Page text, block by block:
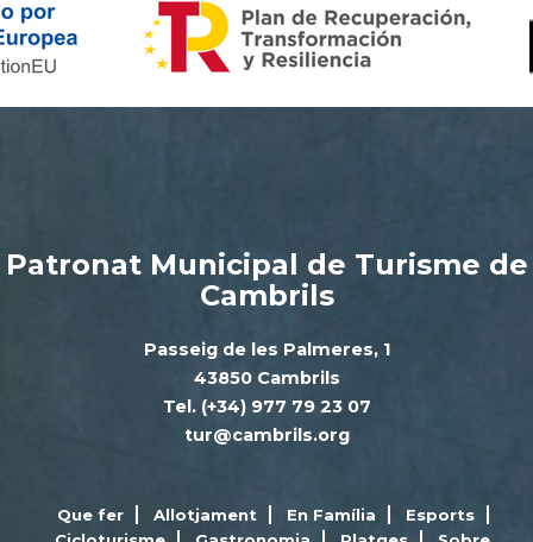
Patronat Municipal de Turisme de
Cambrils
Passeig de les Palmeres, 1
43850 Cambrils
Tel. (+34) 977 79 23 07
tur@cambrils.org
Que fer Allotjament En Família
Esports